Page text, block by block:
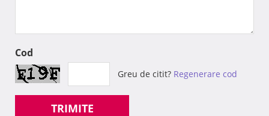
Cod
Greu de citit? Regenerare cod
TRIMITE